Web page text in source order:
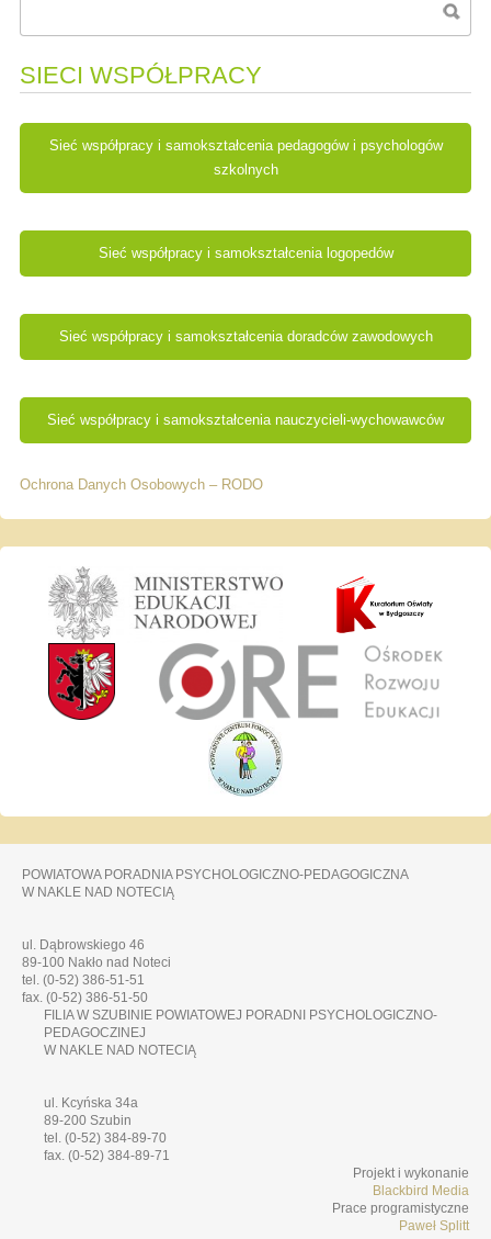
SIECI WSPÓŁPRACY
Sieć współpracy i samokształcenia pedagogów i psychologów
szkolnych
Sieć współpracy i samokształcenia logopedów
Sieć współpracy i samokształcenia doradców zawodowych
Sieć współpracy i samokształcenia nauczycieli-wychowawców
Ochrona Danych Osobowych – RODO
POWIATOWA PORADNIA PSYCHOLOGICZNO-PEDAGOGICZNA
W NAKLE NAD NOTECIĄ
ul. Dąbrowskiego 46
89-100 Nakło nad Noteci
tel. (0-52) 386-51-51
fax. (0-52) 386-51-50
FILIA W SZUBINIE POWIATOWEJ PORADNI PSYCHOLOGICZNO-
PEDAGOCZINEJ
W NAKLE NAD NOTECIĄ
ul. Kcyńska 34a
89-200 Szubin
tel. (0-52) 384-89-70
fax. (0-52) 384-89-71
Projekt i wykonanie
Blackbird Media
Prace programistyczne
Paweł Splitt